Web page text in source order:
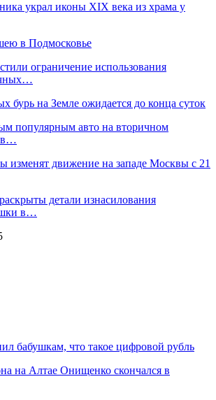
украл иконы XIX века из храма у
в Подмосковье
ограничение использования
бурь на Земле ожидается до конца суток
популярным авто на вторичном
в…
изменят движение на западе Москвы с 21
детали изнасилования
в…
бабушкам, что такое цифровой рубль
на Алтае Онищенко скончался в